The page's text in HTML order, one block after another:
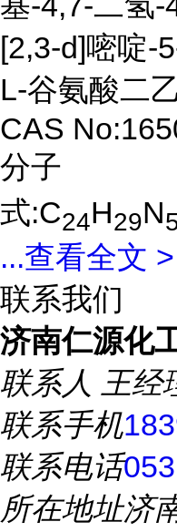
[2,3-d]嘧啶-
L-谷氨酸二
CAS
分子
式:C24H29N
...查看全文 >
联系我们
济南仁源化
联系人 王经
联系手机
联系电话
所在地址济